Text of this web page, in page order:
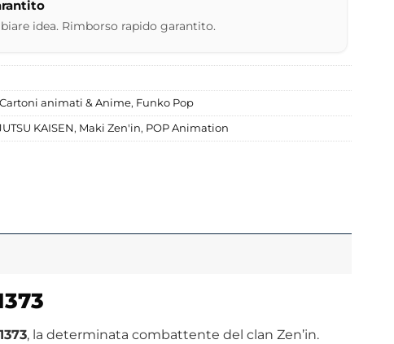
idea. Rimborso rapido garantito.
Cartoni animati & Anime, Funko Pop
KAISEN, Maki Zen'in, POP Animation
, la determinata combattente del clan Zen’in.